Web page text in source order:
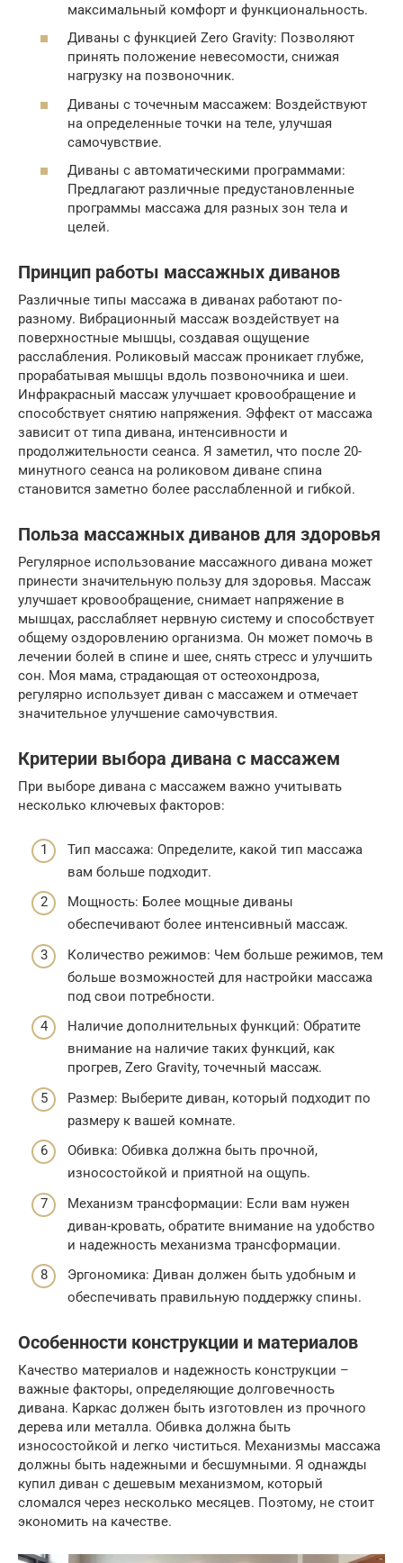
максимальный комфорт и функциональность.
Диваны с функцией Zero Gravity: Позволяют
принять положение невесомости, снижая
нагрузку на позвоночник.
Диваны с точечным массажем: Воздействуют
на определенные точки на теле, улучшая
самочувствие.
Диваны с автоматическими программами:
Предлагают различные предустановленные
программы массажа для разных зон тела и
целей.
Принцип работы массажных диванов
Различные типы массажа в диванах работают по-
разному. Вибрационный массаж воздействует на
поверхностные мышцы, создавая ощущение
расслабления. Роликовый массаж проникает глубже,
прорабатывая мышцы вдоль позвоночника и шеи.
Инфракрасный массаж улучшает кровообращение и
способствует снятию напряжения. Эффект от массажа
зависит от типа дивана, интенсивности и
продолжительности сеанса. Я заметил, что после 20-
минутного сеанса на роликовом диване спина
становится заметно более расслабленной и гибкой.
Польза массажных диванов для здоровья
Регулярное использование массажного дивана может
принести значительную пользу для здоровья. Массаж
улучшает кровообращение, снимает напряжение в
мышцах, расслабляет нервную систему и способствует
общему оздоровлению организма. Он может помочь в
лечении болей в спине и шее, снять стресс и улучшить
сон. Моя мама, страдающая от остеохондроза,
регулярно использует диван с массажем и отмечает
значительное улучшение самочувствия.
Критерии выбора дивана с массажем
При выборе дивана с массажем важно учитывать
несколько ключевых факторов:
Тип массажа: Определите, какой тип массажа
вам больше подходит.
Мощность: Более мощные диваны
обеспечивают более интенсивный массаж.
Количество режимов: Чем больше режимов, тем
больше возможностей для настройки массажа
под свои потребности.
Наличие дополнительных функций: Обратите
внимание на наличие таких функций, как
прогрев, Zero Gravity, точечный массаж.
Размер: Выберите диван, который подходит по
размеру к вашей комнате.
Обивка: Обивка должна быть прочной,
износостойкой и приятной на ощупь.
Механизм трансформации: Если вам нужен
диван-кровать, обратите внимание на удобство
и надежность механизма трансформации.
Эргономика: Диван должен быть удобным и
обеспечивать правильную поддержку спины.
Особенности конструкции и материалов
Качество материалов и надежность конструкции –
важные факторы, определяющие долговечность
дивана. Каркас должен быть изготовлен из прочного
дерева или металла. Обивка должна быть
износостойкой и легко чиститься. Механизмы массажа
должны быть надежными и бесшумными. Я однажды
купил диван с дешевым механизмом, который
сломался через несколько месяцев. Поэтому, не стоит
экономить на качестве.